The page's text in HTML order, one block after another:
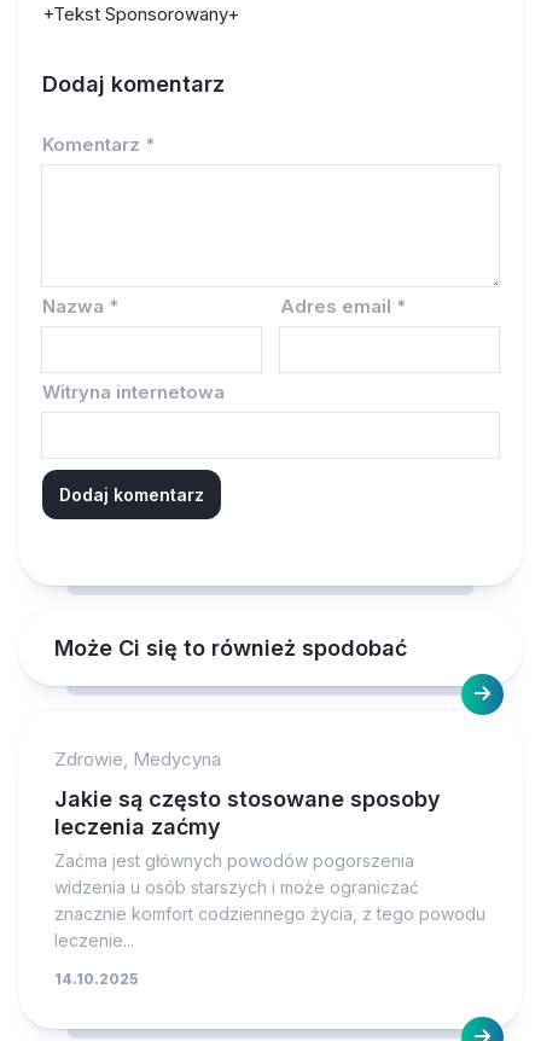
+Tekst Sponsorowany+
Dodaj komentarz
Komentarz *
Nazwa * Adres email *
Witryna internetowa
Może Ci się to również spodobać
Zdrowie, Medycyna
Jakie są często stosowane sposoby
leczenia zaćmy
Zaćma jest głównych powodów pogorszenia
widzenia u osób starszych i może ograniczać
znacznie komfort codziennego życia, z tego powodu
leczenie...
14.10.2025